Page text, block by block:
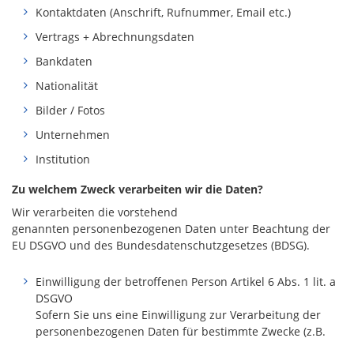
Kontaktdaten (Anschrift, Rufnummer, Email etc.)
Vertrags + Abrechnungsdaten
Bankdaten
Nationalität
Bilder / Fotos
Unternehmen
Institution
Zu welchem Zweck verarbeiten wir die Daten?
Wir verarbeiten die vorstehend
genannten personenbezogenen Daten unter Beachtung der
EU DSGVO und des Bundesdatenschutzgesetzes (BDSG).
Einwilligung der betroffenen Person Artikel 6 Abs. 1 lit. a
DSGVO
Sofern Sie uns eine Einwilligung zur Verarbeitung der
personenbezogenen Daten für bestimmte Zwecke (z.B.